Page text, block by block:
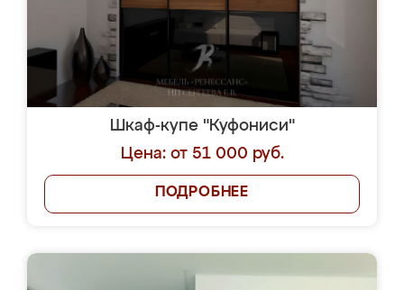
Шкаф-купе "Куфониси"
Цена: от 51 000 руб.
ПОДРОБНЕЕ